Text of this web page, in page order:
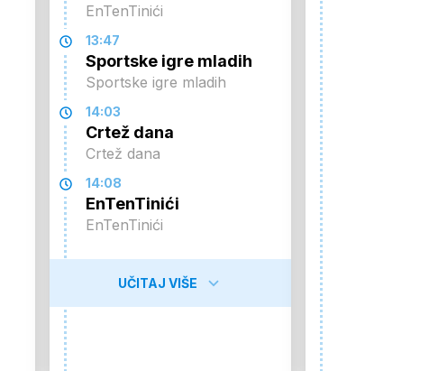
EnTenTinići
13:47
Sportske igre mladih
Sportske igre mladih
14:03
Crtež dana
Crtež dana
14:08
EnTenTinići
EnTenTinići
UČITAJ VIŠE